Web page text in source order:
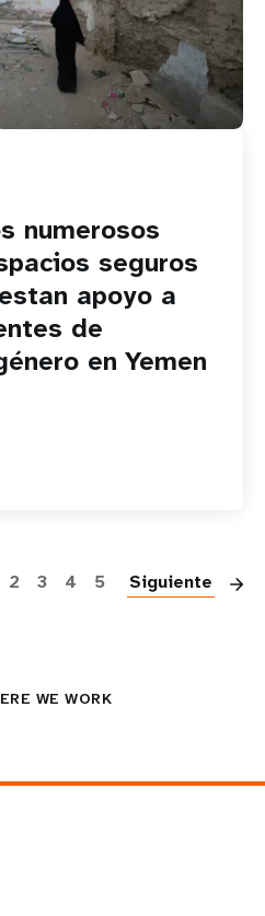
numerosos
seguros
apoyo a
de
en Yemen
2 3 4 5 Siguiente
WE WORK